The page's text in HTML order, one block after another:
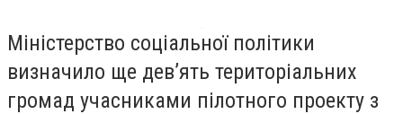
Міністерство соціальної політики
визначило ще дев’ять територіальних
громад учасниками пілотного проекту з